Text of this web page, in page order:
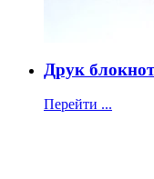
Друк
Перейти ...